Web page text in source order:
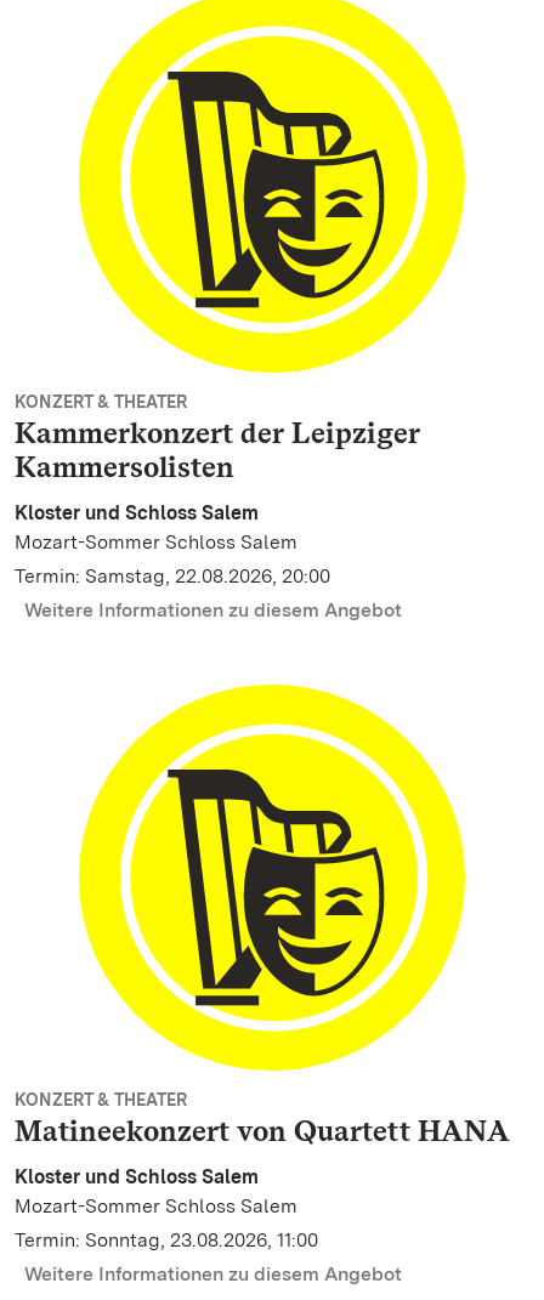
KONZERT & THEATER
Kammerkonzert der Leipziger
Kammersolisten
Kloster und Schloss Salem
Mozart-Sommer Schloss Salem
Termin: Samstag, 22.08.2026, 20:00
Weitere Informationen zu diesem Angebot
KONZERT & THEATER
Matineekonzert von Quartett HANA
Kloster und Schloss Salem
Mozart-Sommer Schloss Salem
Termin: Sonntag, 23.08.2026, 11:00
Weitere Informationen zu diesem Angebot